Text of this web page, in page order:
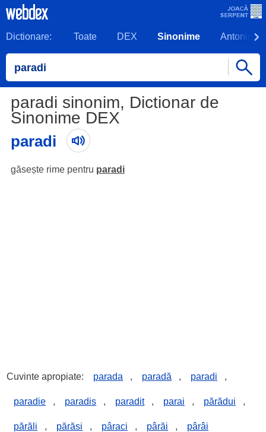
Dictionare: Toate DEX Sinonime Antonime
paradi sinonim, Dictionar de
Sinonime DEX
paradi
găsește rime pentru paradi
Cuvinte apropiate: parada , paradă , paradi ,
paradie , paradis , paradit , parai , părădui ,
părăli , părăsi , pâraci , pârăi , pârâi